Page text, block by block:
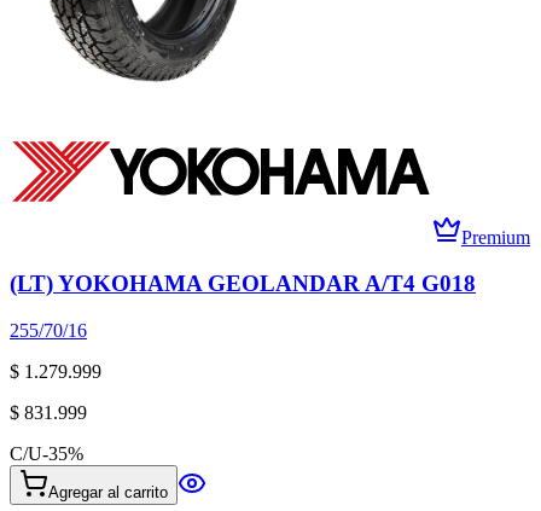
Premium
(LT) YOKOHAMA GEOLANDAR A/T4 G018
255/70/16
$ 1.279.999
$ 831.999
C/U-35%
Agregar al carrito